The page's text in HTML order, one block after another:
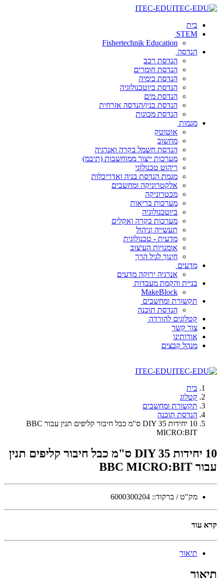
ITEC-EDU
בית
STEM
Fishertechnik Education
הנדסה
הנדסת רכב
הנדסת חומרים
הנדסת כימיה
הנדסת ביוטכנולוגיה
הנדסת מים
הנדסת בנין/הנדסה אזרחית
הנדסת מכונות
מגמות
אוטוטק
מחשוב
הנדסת חשמל בקרה ואנרגיה
מערכות ייצור ממוחשבות (תיבמ)
ריהוט טכנולוגי
מגמת הנדסת בניה ואדריכלות
אלקטרוניקה ומחשבים
מכטרוניקה
מערכות בריאות
ביוטכנולוגיה
מערכות בקרה ואקלים
תעשייה וניהול
מדעית - טכנולוגית
אומנויות העיצוב
חינוך לגיל הרך
מדעים
אנרגיה ירוקה מדעים
בניית והקמת מעבדות
MakeBlock
תקשורת ומחשבים
הנדסת תוכנה
קטלוגים להורדה
צור קשר
אודותינו
מנהל קבצים
ITEC-EDU
בית
קטלוג
תקשורת ומחשבים
הנדסת תוכנה
10 יחידות DIY 35 ס"מ כבל חיבור קליפים תנין עבור BBC
MICRO:BIT
10 יחידות DIY 35 ס"מ כבל חיבור קליפים תנין
עבור BBC MICRO:BIT
מק"ט / ברקוד:: 6000300204
קרא עוד
תיאור
תיאור